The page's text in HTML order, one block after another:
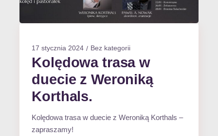
17 stycznia 2024 Bez kategorii
Kolędowa trasa w
duecie z Weroniką
Korthals.
Kolędowa trasa w duecie z Weroniką Korthals –
zapraszamy!